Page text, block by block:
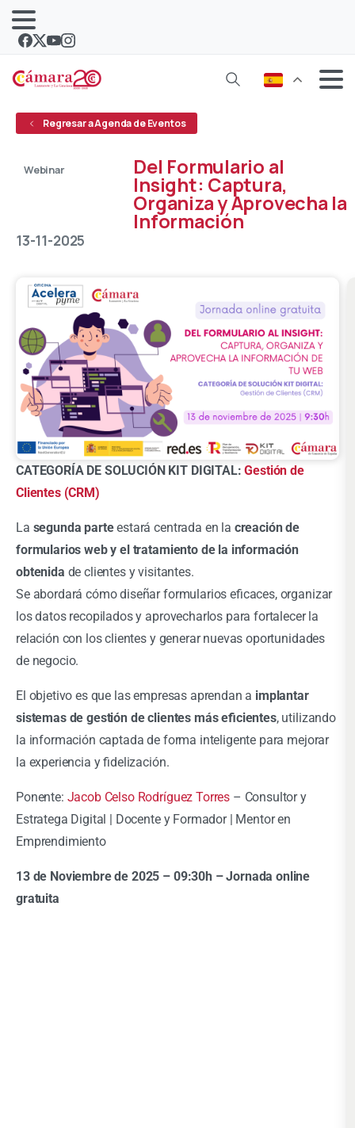
Regresar a Agenda de Eventos
Webinar Del Formulario al
Insight: Captura,
Organiza y Aprovecha la
Información
13-11-2025
CATEGORÍA DE SOLUCIÓN KIT DIGITAL: Gestión de
Clientes (CRM)
La segunda parteestará centrada en la creación de
formularios web y el tratamiento de la información
obtenida de clientes y visitantes.
Se abordará cómo diseñar formularios eficaces, organizar
los datos recopilados y aprovecharlos para fortalecer la
relación con los clientes y generar nuevas oportunidades
de negocio.
El objetivo es que las empresas aprendan a implantar
sistemas de gestión de clientes más eficientes, utilizando
la información captada de forma inteligente para mejorar
la experiencia y fidelización.
Ponente: Jacob Celso Rodríguez Torres – Consultor y
Estratega Digital | Docente y Formador | Mentor en
Emprendimiento
13 de Noviembre de 2025 – 09:30h – Jornada online
gratuita